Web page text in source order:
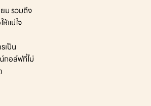
ม รวมถึง
แน่ใจ
เป็น
กอล์ฟที่ไม่